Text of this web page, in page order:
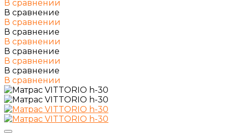
В сравнении
В сравнение
В сравнении
В сравнение
В сравнении
В сравнение
В сравнении
В сравнение
В сравнении